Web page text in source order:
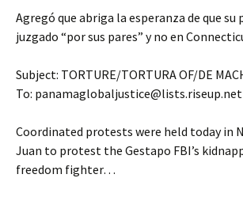
Agregó que abriga la esperanza de que su
juzgado “por sus pares” y no en
Subject: TORTURE/TORTURA OF/DE
To: panamaglobaljustice@lists.riseup.net
Coordinated protests were held today in
Juan to protest the Gestapo FBI’s
freedom fighter…